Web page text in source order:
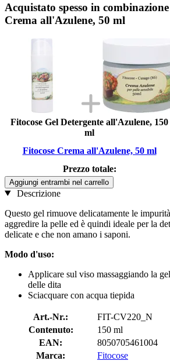
Acquistato spesso in
Crema all'Azulene, 50 ml
Fitocose Gel Detergente all'Azulene, 150
ml
Fitocose Crema all'Azulene, 50 ml
Prezzo totale:
Aggiungi entrambi nel carrello
Descrizione
Questo gel rimuove delicatamente le
aggredire la pelle ed è quindi ideale per la
delicate e che non amano i saponi.
Modo d'uso:
Applicare sul viso massaggiando la
delle dita
Sciacquare con acqua tiepida
Art.-Nr.:
FIT-CV220_N
Contenuto:
150 ml
EAN:
8050705461004
Marca:
Fitocose